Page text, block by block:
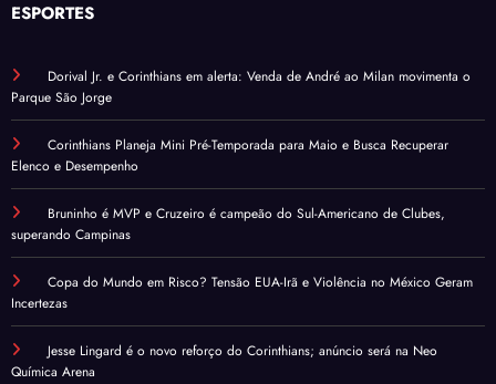
ESPORTES
Dorival Jr. e Corinthians em alerta: Venda de André ao Milan movimenta o
Parque São Jorge
Corinthians Planeja Mini Pré-Temporada para Maio e Busca Recuperar
Elenco e Desempenho
Bruninho é MVP e Cruzeiro é campeão do Sul-Americano de Clubes,
superando Campinas
Copa do Mundo em Risco? Tensão EUA-Irã e Violência no México Geram
Incertezas
Jesse Lingard é o novo reforço do Corinthians; anúncio será na Neo
Química Arena